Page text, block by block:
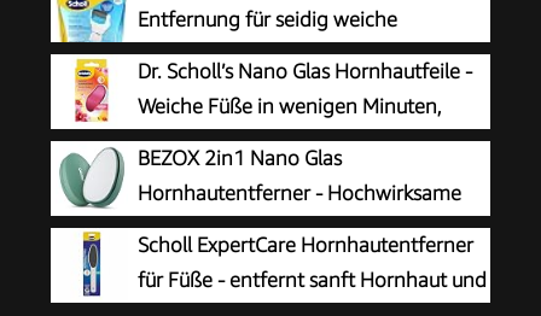
Entfernung für seidig weiche
Füße,elektrischer Hornhautentferner
Meeresmineralien Rolle für präzise Ergebnisse,1
Gerät inkl. Rolle)1 Stück(1er Pack)
Dr. Scholl’s Nano Glas Hornhautfeile -
Weiche Füße in wenigen Minuten,
Hornhautentferner, Special Edition
Rosa, Pediküre, Geeignet für Nasse oder
Trockene Füße, Hornhaut Entfernen Fuß,
Fußpflege
BEZOX 2in1 Nano Glas
Hornhautentferner - Hochwirksame
Hornhautfeile für samtweiche Füsse -
Professionelle Fußpflege sicher & schnell Zur
Hornhautentfernung auf nassen und trockenen
Scholl ExpertCare Hornhautentferner
für Füße - entfernt sanft Hornhaut und